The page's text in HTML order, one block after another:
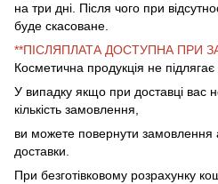
на три дні. Після чого при
буде скасоване.
**ПІСЛЯПЛАТА ДОСТУПНА ПРИ
Косметична продукція не
У випадку якщо при доставці вас
кількість замовлення,
ви можете повернути замовлення
доставки.
При безготівковому розрахунку